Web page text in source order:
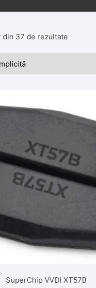
din 37 de rezultate
SuperChip VVDI XT57B